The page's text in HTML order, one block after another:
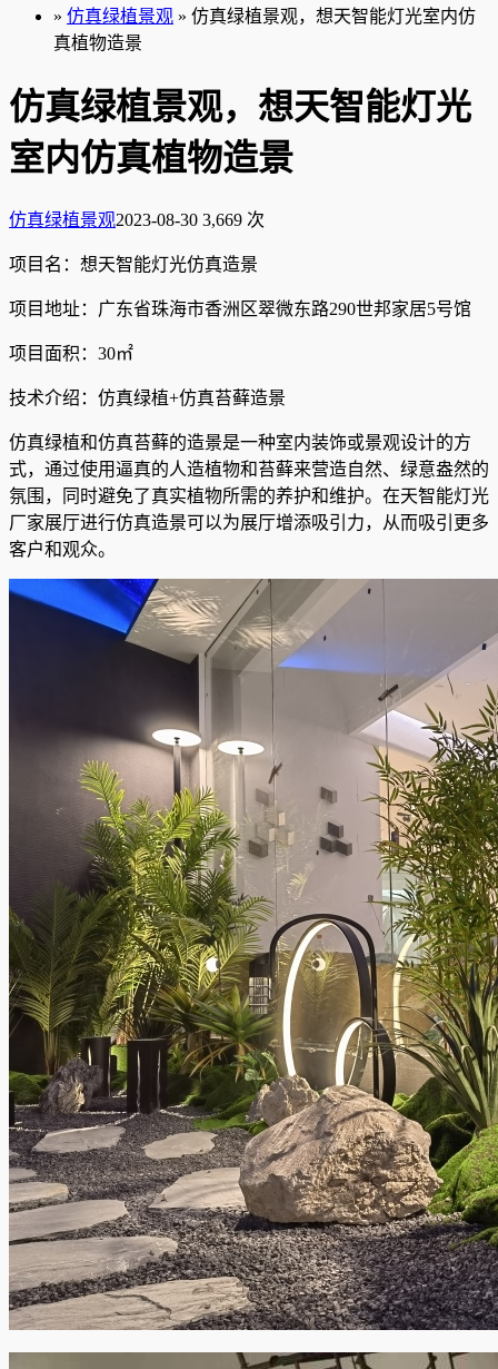
» 仿真绿植景观 » 仿真绿植景观，想天智能灯光室内仿
真植物造景
仿真绿植景观，想天智能灯光
室内仿真植物造景
仿真绿植景观2023-08-30 3,669 次
项目名：想天智能灯光仿真造景
项目地址：广东省珠海市香洲区翠微东路290世邦家居5号馆
项目面积：30㎡
技术介绍：仿真绿植+仿真苔藓造景
仿真绿植和仿真苔藓的造景是一种室内装饰或景观设计的方
式，通过使用逼真的人造植物和苔藓来营造自然、绿意盎然的
氛围，同时避免了真实植物所需的养护和维护。在天智能灯光
厂家展厅进行仿真造景可以为展厅增添吸引力，从而吸引更多
客户和观众。